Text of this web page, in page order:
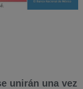
unirán una vez